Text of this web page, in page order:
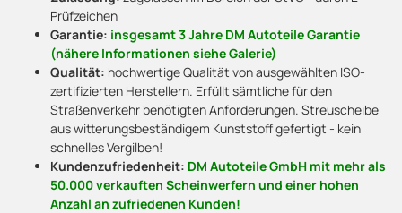
Prüfzeichen
Garantie: insgesamt 3 Jahre DM Autoteile Garantie
(nähere Informationen siehe Galerie)
Qualität: hochwertige Qualität von ausgewählten ISO-
zertifizierten Herstellern. Erfüllt sämtliche für den
Straßenverkehr benötigten Anforderungen. Streuscheibe
aus witterungsbeständigem Kunststoff gefertigt - kein
schnelles Vergilben!
Kundenzufriedenheit: DM Autoteile GmbH mit mehr als
50.000 verkauften Scheinwerfern und einer hohen
Anzahl an zufriedenen Kunden!